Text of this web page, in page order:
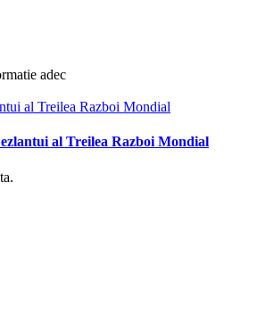
adec
al Treilea Razboi Mondial